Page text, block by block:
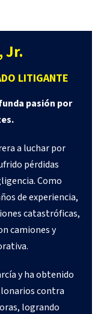
Jr.
LITIGANTE
pasión por
a luchar por
pérdidas
Como
de experiencia,
catastróficas,
camiones y
y ha obtenido
contra
logrando